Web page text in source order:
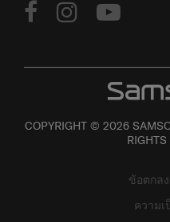
COPYRIGHT © 2026
RIGHTS
ข้อตกล
ความ